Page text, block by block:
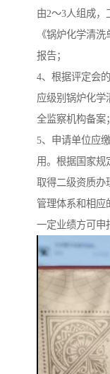
由2～3人组成，
《锅炉化学清
报告；
4、根据评定会
应级别锅炉化学
全监察机构备案；
5、申请单位应
用。根据国家规
取得二级资质办
管理体系和相应
一定业绩方可申